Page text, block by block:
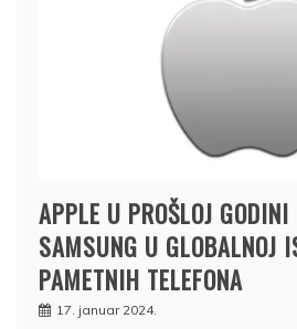
APPLE U PROŠLOJ
SAMSUNG U GLOBALNOJ
PAMETNIH TELEFONA
17. januar 2024.